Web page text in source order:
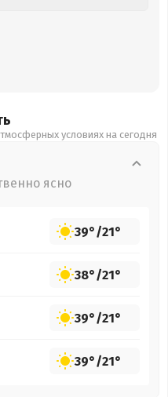
условиях на сегодня
ясно
39°/21°
38°/21°
39°/21°
39°/21°